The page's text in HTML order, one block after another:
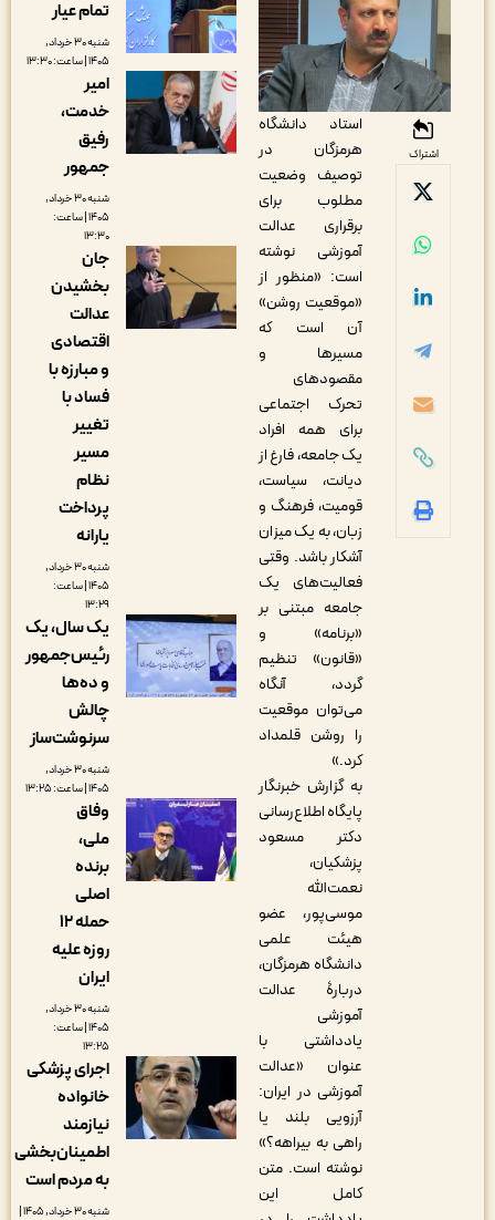
استاد دانشگاه
هرمزگان در
توصیف وضعیت
مطلوب برای
برقراری عدالت
آموزشی نوشته
است: ‌«منظور از
«موقعیت روشن»
آن است که
مسیرها و
مقصودهای
تحرک اجتماعی
برای همه افراد
یک جامعه، فارغ از
دیانت، سیاست،
قومیت، فرهنگ و
زبان، به یک ‎میزان
آشکار باشد. وقتی
فعالیت‌‎های یک
جامعه مبتنی بر
«برنامه» و
«قانون» تنظیم
گردد، آنگاه
می‌‎توان موقعیت
را روشن قلمداد
به گزارش خبرنگار
پایگاه اطلاع‌رسانی
دکتر مسعود
پزشکیان،
نعمت‌الله
موسی‌پور، عضو
هیئت علمی
دانشگاه هرمزگان،
دربارۀ عدالت
یادداشتی با
عنوان «عدالت
آموزشی در ایران:
آرزویی بلند یا
راهی به بیراهه؟»
نوشته است. متن
کامل این
تمام عیار
شنبه ۳۰ خرداد,
خدمت،
رفیق
شنبه ۳۰ خرداد,
۱۴۰۵ | ساعت:
جان
بخشیدن
عدالت
اقتصادی
و مبارزه با
پرداخت
شنبه ۳۰ خرداد,
۱۴۰۵ | ساعت:
یک سال، یک
رئیس‌جمهور
و ده‌ها
سرنوشت‌ساز
شنبه ۳۰ خرداد,
وفاق
ملی،
‌برنده
حمله ۱۲
روزه علیه
شنبه ۳۰ خرداد,
۱۴۰۵ | ساعت:
اجرای پزشکی
خانواده
نیازمند
اطمینان‌بخشی
به مردم است
شنبه ۳۰ خرداد, ۱۴۰۵ |